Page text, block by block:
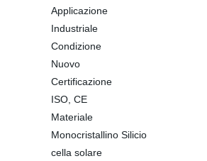
Applicazione
Industriale
Condizione
Nuovo
Certificazione
ISO, CE
Materiale
Monocristallino Silicio
cella solare